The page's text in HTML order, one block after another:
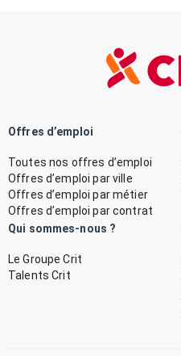
Offres d’emploi
Toutes nos offres d’emploi
Offres d’emploi par ville
Offres d’emploi par métier
Offres d’emploi par contrat
Qui sommes-nous ?
Le Groupe Crit
Talents Crit